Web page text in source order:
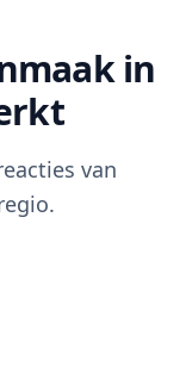
in
van